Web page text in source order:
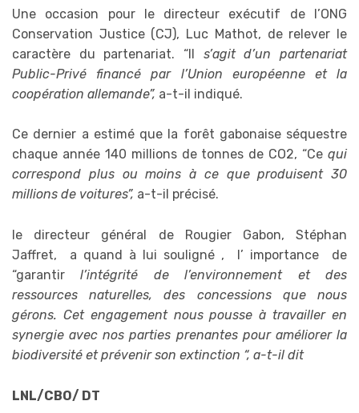
Une occasion pour le directeur exécutif de l’ONG
Conservation Justice (CJ), Luc Mathot, de relever le
caractère du partenariat. “Il s’agit d’un partenariat
Public-Privé financé par l’Union européenne et la
coopération allemande”, a-t-il indiqué.
Ce dernier a estimé que la forêt gabonaise séquestre
chaque année 140 millions de tonnes de CO2, “Ce qui
correspond plus ou moins à ce que produisent 30
millions de voitures”, a-t-il précisé.
le directeur général de Rougier Gabon, Stéphan
Jaffret, a quand à lui souligné , l’ importance de
“garantir l’intégrité de l’environnement et des
ressources naturelles, des concessions que nous
gérons. Cet engagement nous pousse à travailler en
synergie avec nos parties prenantes pour améliorer la
biodiversité et prévenir son extinction “, a-t-il dit
LNL/CBO/ DT